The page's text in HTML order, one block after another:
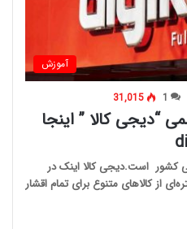
آموزش
1
31,015
“دیجی کالا ” اینجا
کشور است.دیجی کالا اینک در
از کالاهای متنوع برای تمام اقشار